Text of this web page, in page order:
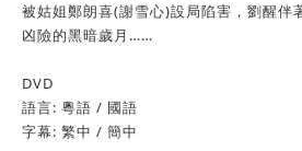
被姑姐鄭朗喜(謝雪心)設局陷害，劉醒伴
凶險的黑暗歲月……
DVD
語言: 粵語 / 國語
字幕: 繁中 / 簡中